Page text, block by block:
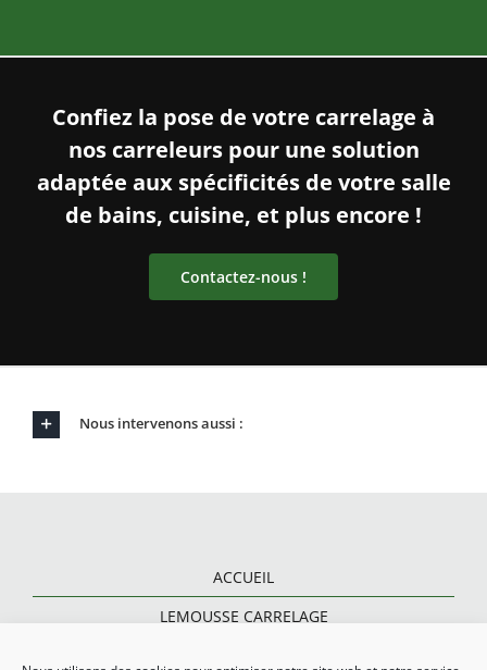
Confiez la pose de votre carrelage à
nos carreleurs pour une solution
adaptée aux spécificités de votre salle
de bains, cuisine, et plus encore !
Contactez-nous !
Nous intervenons aussi :
ACCUEIL
LEMOUSSE CARRELAGE